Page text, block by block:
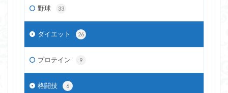
野球 33
ダイエット 26
プロテイン 9
格闘技 6